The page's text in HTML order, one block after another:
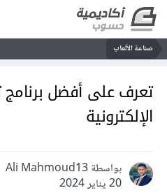
صناعة الألعاب
تعرف على أفضل برنامج
الإلكترونية
بواسطة Ali Mahmoud13
20 يناير 2024